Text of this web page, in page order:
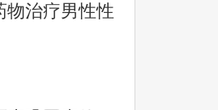
物治疗男性性